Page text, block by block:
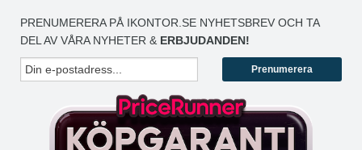
PRENUMERERA PÅ IKONTOR.SE NYHETSBREV OCH TA
DEL AV VÅRA NYHETER & ERBJUDANDEN!
Prenumerera